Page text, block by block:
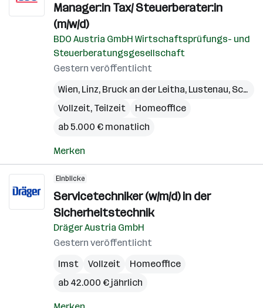
Manager:in Tax/ Steuerberater:in
(m/w/d)
BDO Austria GmbH Wirtschaftsprüfungs- und
Steuerberatungsgesellschaft
Gestern veröffentlicht
Wien, Linz, Bruck an der Leitha, Lustenau, Schwaz
Vollzeit, Teilzeit
Homeoffice
ab 5.000 € monatlich
Merken
Einblicke
Servicetechniker (w/m/d) in der
Sicherheitstechnik
Dräger Austria GmbH
Gestern veröffentlicht
Imst
Vollzeit
Homeoffice
ab 42.000 € jährlich